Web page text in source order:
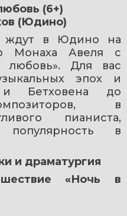
(6+)
(Юдино)
ждут в Юдино на
Монаха Авеля с
любовь». Для вас
эпох и
Бетховена до
в
пианиста,
популярность в
и драматургия
«Ночь в